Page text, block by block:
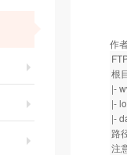
作
根
|-
|-
|-
路
注